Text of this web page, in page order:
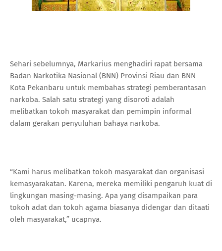
Sehari sebelumnya, Markarius menghadiri rapat bersama
Badan Narkotika Nasional (BNN) Provinsi Riau dan BNN
Kota Pekanbaru untuk membahas strategi pemberantasan
narkoba. Salah satu strategi yang disoroti adalah
melibatkan tokoh masyarakat dan pemimpin informal
dalam gerakan penyuluhan bahaya narkoba.
“Kami harus melibatkan tokoh masyarakat dan organisasi
kemasyarakatan. Karena, mereka memiliki pengaruh kuat di
lingkungan masing-masing. Apa yang disampaikan para
tokoh adat dan tokoh agama biasanya didengar dan ditaati
oleh masyarakat,” ucapnya.